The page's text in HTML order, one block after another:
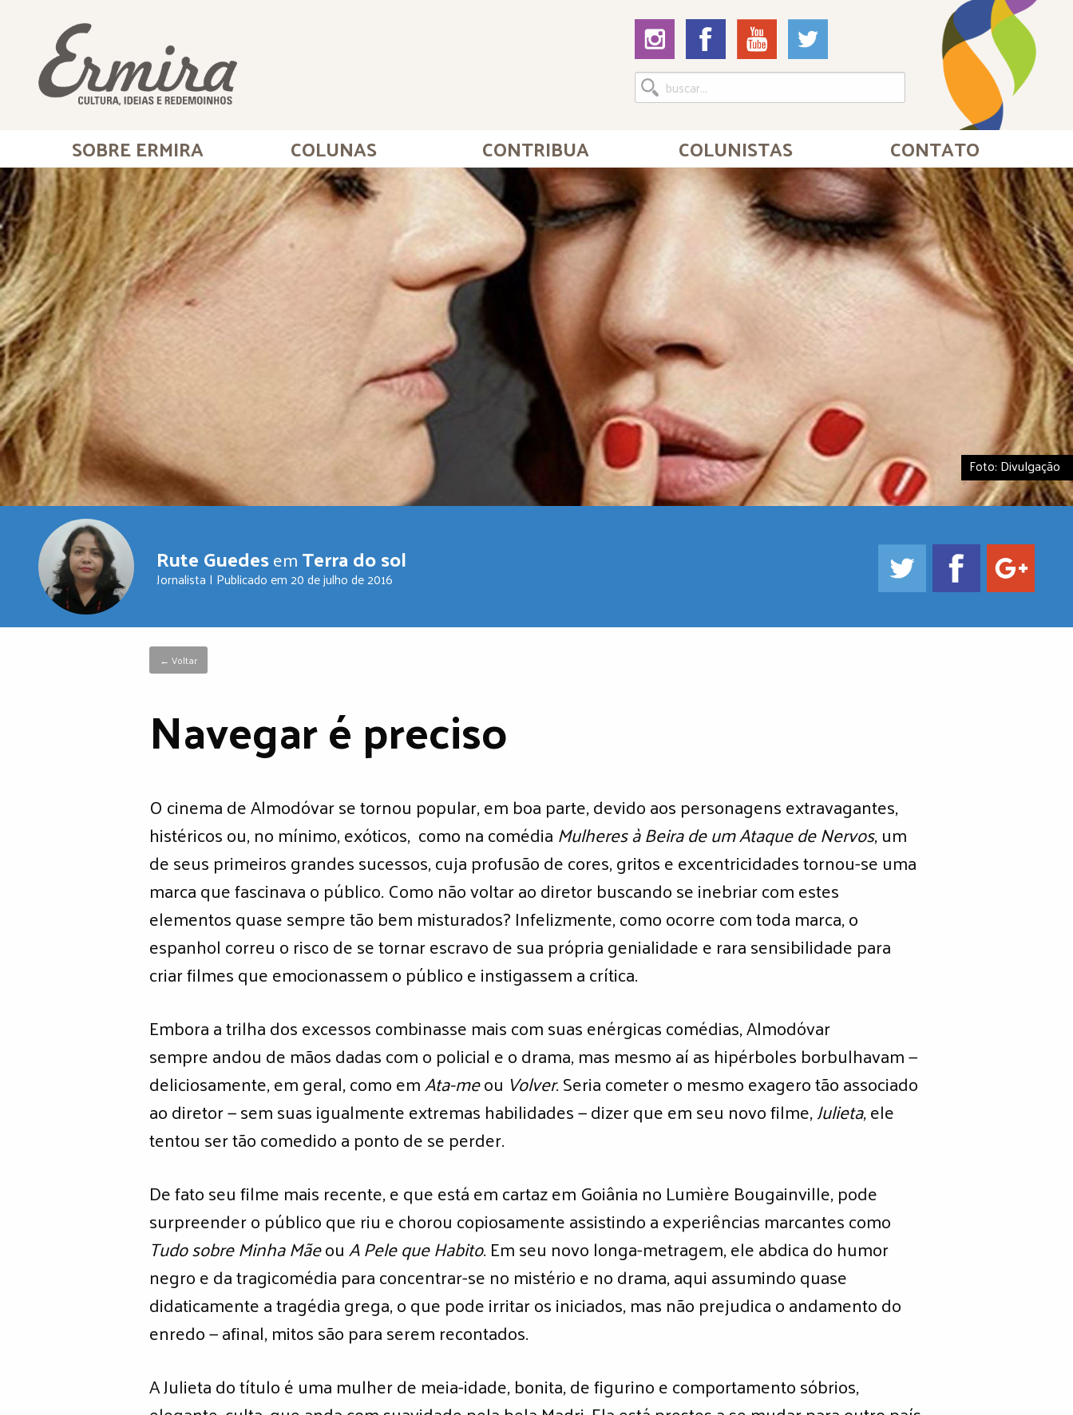
SOBRE ERMIRA COLUNAS CONTRIBUA COLUNISTAS CONTATO
Foto: Divulgação
Rute GuedesemTerra do sol
Jornalista | Publicado em20 de julho de 2016
← Voltar
Navegar é preciso
O cinema de Almodóvar se tornou popular, em boa parte, devido aos personagens extravagantes,
histéricos ou, no mínimo, exóticos, como na comédiaMulheres à Beira de um Ataque de Nervos, um
de seus primeiros grandes sucessos, cuja profusão de cores, gritos e excentricidades tornou-se uma
marca que fascinava o público. Como não voltar ao diretor buscando se inebriar com estes
elementos quase sempre tão bem misturados? Infelizmente, como ocorre com toda marca, o
espanhol correu o risco de se tornar escravo de sua própria genialidade e rara sensibilidade para
criar filmes que emocionassem o público e instigassem a crítica.
Embora a trilha dos excessos combinasse mais com suas enérgicas comédias, Almodóvar
sempre andou de mãos dadas com o policial e o drama, mas mesmo aí as hipérboles borbulhavam —
deliciosamente, em geral, como emAta-meou Volver. Seria cometer o mesmo exagero tão associado
ao diretor — sem suas igualmente extremas habilidades — dizer que em seu novo filme,Julieta, ele
tentou ser tão comedido a ponto de se perder.
De fato seu filme mais recente, e que está em cartaz em Goiânia no Lumière Bougainville, pode
surpreender o público que riu e chorou copiosamente assistindo a experiências marcantes como
Tudo sobre Minha MãeouA Pele que Habito. Em seu novo longa-metragem, ele abdica do humor
negro e da tragicomédia para concentrar-se no mistério e no drama, aqui assumindo quase
didaticamente a tragédia grega, o que pode irritar os iniciados, mas não prejudica o andamento do
enredo — afinal, mitos são para serem recontados.
A Julieta do título é uma mulher de meia-idade, bonita, de figurino e comportamento sóbrios,